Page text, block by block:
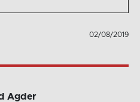
02/08/2019
Agder